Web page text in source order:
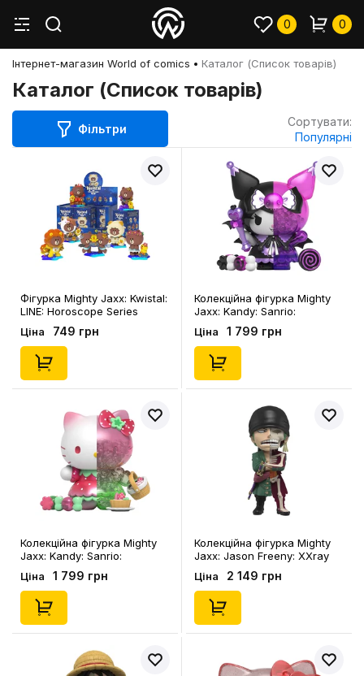
0 0
Інтернет-магазин World of comics Каталог (Список товарів)
Каталог (Список товарів)
Фільтри
Сортувати:
Популярні
Фігурка Mighty Jaxx: Kwistal:
LINE: Horoscope Series
Primus (Blind Box: 1 з 7),
(276583)
Ціна 749 грн
Колекційна фігурка Mighty
Jaxx: Kandy: Sanrio:
Seasonal Sweets: Spooky
Fun Series: Kuromi, (76382)
Ціна 1 799 грн
Колекційна фігурка Mighty
Jaxx: Kandy: Sanrio:
Seasonal Sweets: Floral
Daydream Series: Hello Kitty,
(76381)
Ціна 1 799 грн
Колекційна фігурка Mighty
Jaxx: Jason Freeny: XXray
Plus: One Piece: Wanted
Series: Roronoa Zoro,
(78884)
Ціна 2 149 грн